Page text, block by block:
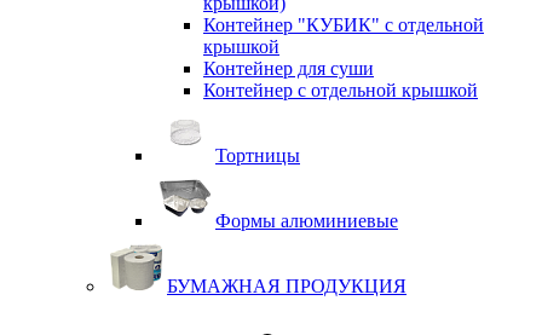
Контейнер "КУБИК" с отдельной
крышкой
Контейнер для суши
Контейнер с отдельной крышкой
Тортницы
Формы алюминиевые
БУМАЖНАЯ ПРОДУКЦИЯ